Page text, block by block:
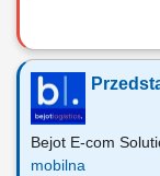
Opis stanowiska:
negocjowanie cen i
transportów i
raportowanie
Bejot E-com
mobilna